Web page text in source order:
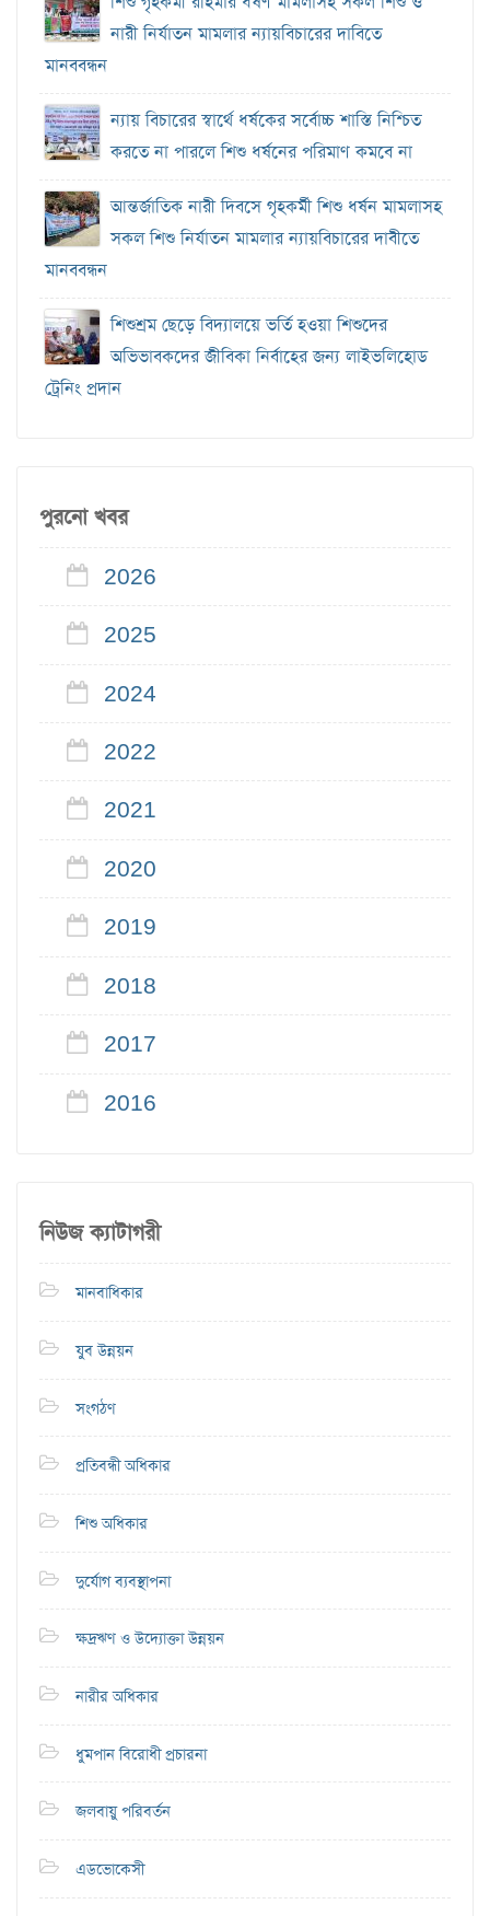
নারী নির্যাতন মামলার ন্যায়বিচারের দাবিতে
মানববন্ধন
ন্যায় বিচারের স্বার্থে ধর্ষকের সর্বোচ্চ শাস্তি নিশ্চিত
করতে না পারলে শিশু ধর্ষনের পরিমাণ কমবে না
আন্তর্জাতিক নারী দিবসে গৃহকর্মী শিশু ধর্ষন মামলাসহ
সকল শিশু নির্যাতন মামলার ন্যায়বিচারের দাবীতে
মানববন্ধন
শিশুশ্রম ছেড়ে বিদ্যালয়ে ভর্তি হওয়া শিশুদের
অভিভাবকদের জীবিকা নির্বাহের জন্য লাইভলিহোড
ট্রেনিং প্রদান
পুরনো খবর
2026
2025
2024
2022
2021
2020
2019
2018
2017
2016
নিউজ ক্যাটাগরী
মানবাধিকার
যুব উন্নয়ন
সংগঠণ
প্রতিবন্ধী অধিকার
শিশু অধিকার
দুর্যোগ ব্যবস্থাপনা
ক্ষদ্রঋণ ও উদ্যোক্তা উন্নয়ন
নারীর অধিকার
ধুমপান বিরোধী প্রচারনা
জলবায়ু পরিবর্তন
এডভোকেসী